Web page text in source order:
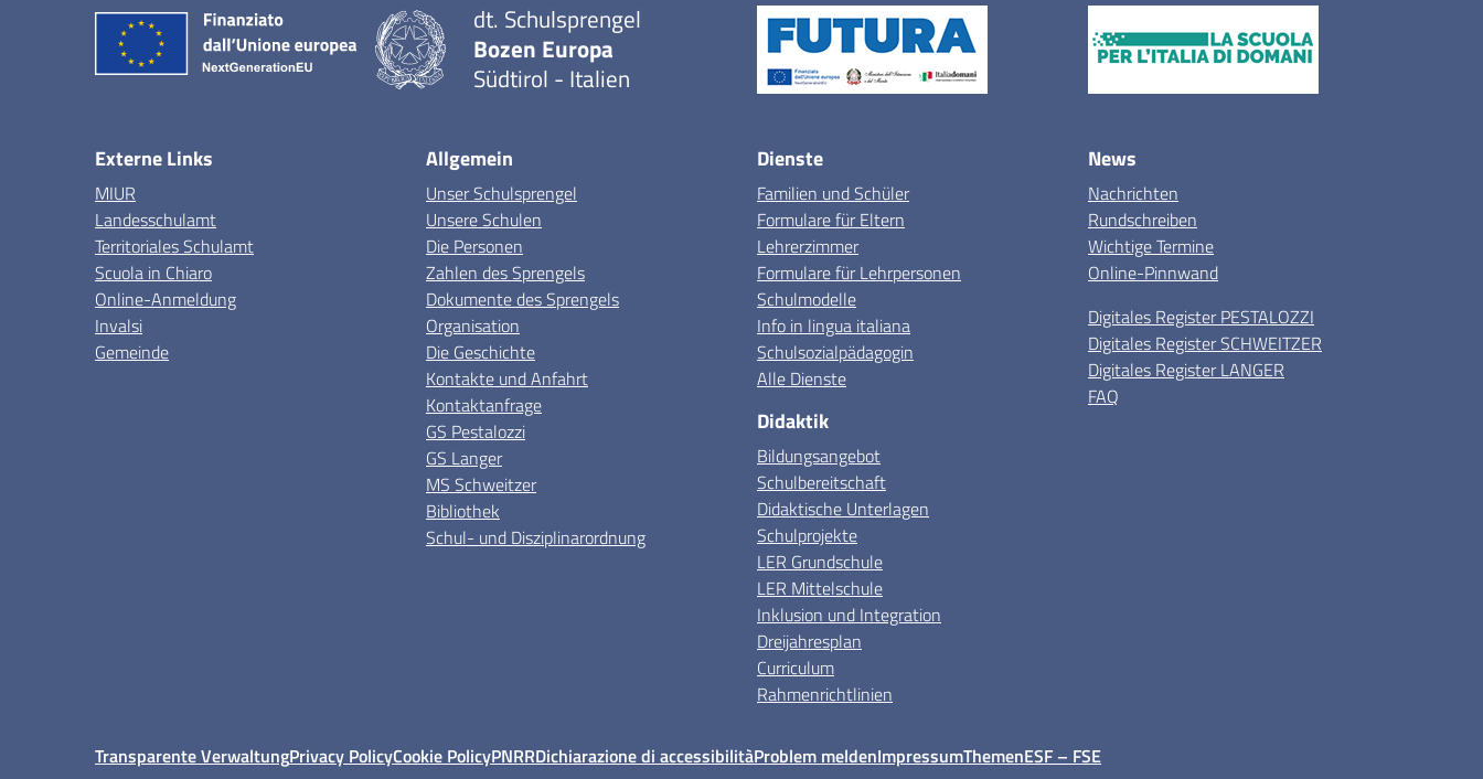
dt. Schulsprengel
Bozen Europa
Südtirol - Italien
Externe Links
MIUR
Landesschulamt
Territoriales Schulamt
Scuola in Chiaro
Online-Anmeldung
Invalsi
Gemeinde
Allgemein
Unser Schulsprengel
Unsere Schulen
Die Personen
Zahlen des Sprengels
Dokumente des Sprengels
Organisation
Die Geschichte
Kontakte und Anfahrt
Kontaktanfrage
GS Pestalozzi
GS Langer
MS Schweitzer
Bibliothek
Schul- und Disziplinarordnung
Dienste
Familien und Schüler
Formulare für Eltern
Lehrerzimmer
Formulare für Lehrpersonen
Schulmodelle
Info in lingua italiana
Schulsozialpädagogin
Alle Dienste
Didaktik
Bildungsangebot
Schulbereitschaft
Didaktische Unterlagen
Schulprojekte
LER Grundschule
LER Mittelschule
Inklusion und Integration
Dreijahresplan
Curriculum
Rahmenrichtlinien
News
Nachrichten
Rundschreiben
Wichtige Termine
Online-Pinnwand
Digitales Register PESTALOZZI
Digitales Register SCHWEITZER
Digitales Register LANGER
FAQ
Transparente VerwaltungPrivacy PolicyCookie PolicyPNRRDichiarazione di accessibilitàProblem meldenImpressumThemenESF – FSE